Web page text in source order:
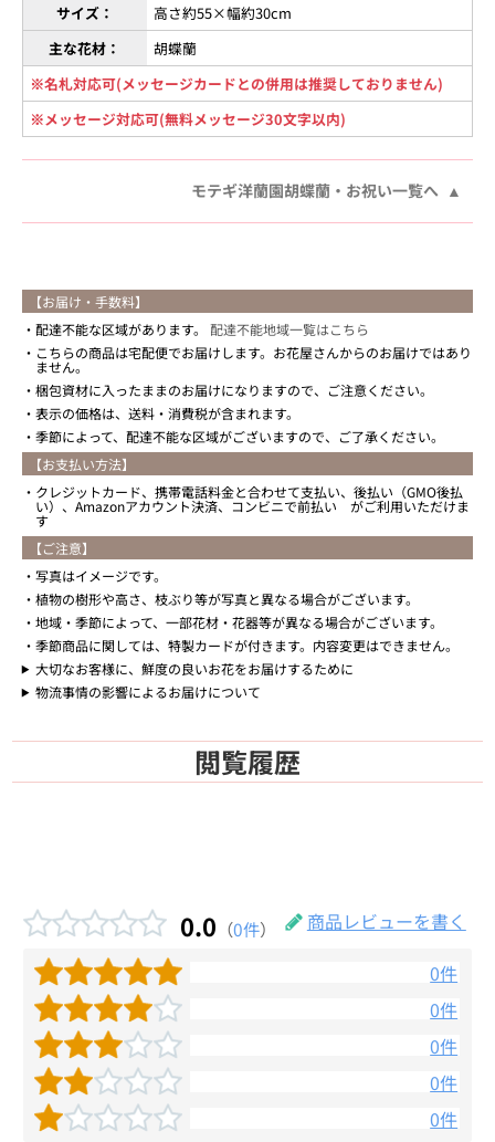
サイズ：
高さ約55×幅約30cm
主な花材：
胡蝶蘭
※名札対応可(メッセージカードとの併用は推奨しておりません)
※メッセージ対応可(無料メッセージ30文字以内)
モテギ洋蘭園胡蝶蘭・お祝い一覧へ
【お届け・手数料】
配達不能な区域があります。 配達不能地域一覧はこちら
こちらの商品は宅配便でお届けします。お花屋さんからのお届けではあり
ません。
梱包資材に入ったままのお届けになりますので、ご注意ください。
表示の価格は、送料・消費税が含まれます。
季節によって、配達不能な区域がございますので、ご了承ください。
【お支払い方法】
クレジットカード、携帯電話料金と合わせて支払い、後払い（GMO後払
い）、Amazonアカウント決済、コンビニで前払い がご利用いただけま
す
【ご注意】
写真はイメージです。
植物の樹形や高さ、枝ぶり等が写真と異なる場合がございます。
地域・季節によって、一部花材・花器等が異なる場合がございます。
季節商品に関しては、特製カードが付きます。内容変更はできません。
大切なお客様に、鮮度の良いお花をお届けするために
物流事情の影響によるお届けについて
閲覧履歴
0.0 （0件）
商品レビューを書く
0件
0件
0件
0件
0件